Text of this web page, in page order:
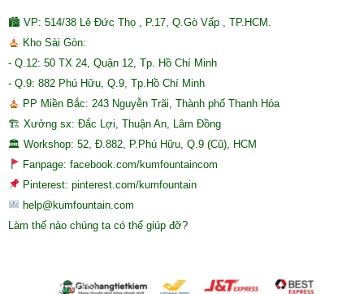
🏙 VP: 514/38 Lê Đức Thọ , P.17, Q.Gò Vấp , TP.HCM.
Kho Sài Gòn:
- Q.12: 50 TX 24, Quận 12, Tp. Hồ Chí Minh
- Q.9: 882 Phú Hữu, Q.9, Tp.Hồ Chí Minh
PP Miền Bắc: 243 Nguyễn Trãi, Thành phố Thanh Hóa
🏗 Xưởng sx: Đắc Lợi, Thuận An, Lâm Đồng
🏛 Workshop: 52, Đ.882, P.Phú Hữu, Q.9 (Cũ), HCM
Fanpage: facebook.com/kumfountaincom
Pinterest: pinterest.com/kumfountain
help@kumfountain.com
Làm thế nào chúng ta có thể giúp đỡ?